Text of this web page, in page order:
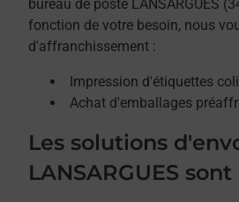
bureau de poste LANSARGUES
fonction de votre besoin, nous
d'affranchissement :
Impression d'étiquettes
Achat d'emballages
Les solutions
LANSARGUES sont